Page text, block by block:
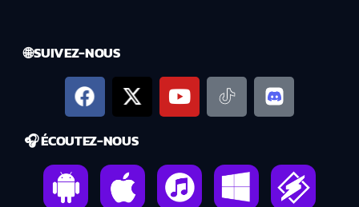
🌐 SUIVEZ-NOUS
🎧 ÉCOUTEZ-NOUS